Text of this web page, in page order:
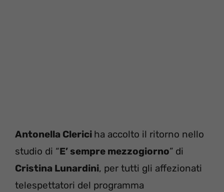
Antonella Clerici ha accolto il ritorno nello
studio di “E’ sempre mezzogiorno” di
Cristina Lunardini, per tutti gli affezionati
telespettatori del programma